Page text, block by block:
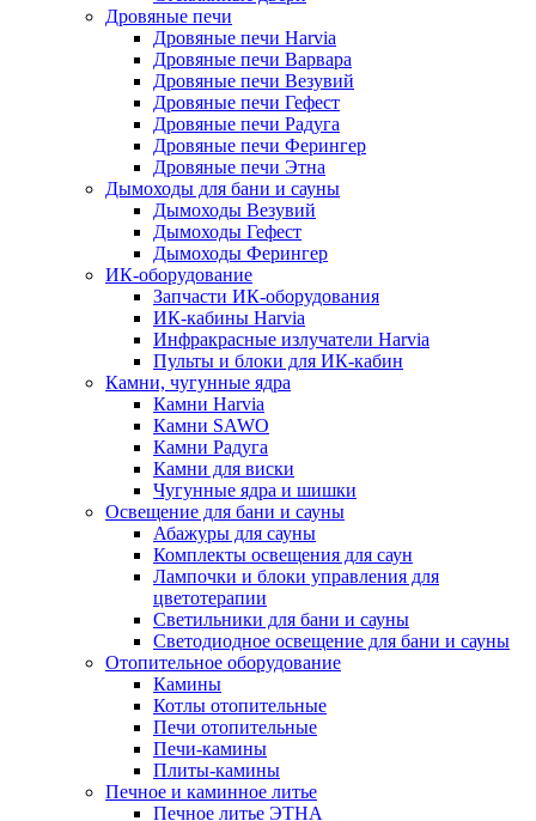
Дровяные печи
Дровяные печи Harvia
Дровяные печи Варвара
Дровяные печи Везувий
Дровяные печи Гефест
Дровяные печи Радуга
Дровяные печи Ферингер
Дровяные печи Этна
Дымоходы для бани и сауны
Дымоходы Везувий
Дымоходы Гефест
Дымоходы Ферингер
ИК-оборудование
Запчасти ИК-оборудования
ИК-кабины Harvia
Инфракрасные излучатели Harvia
Пульты и блоки для ИК-кабин
Камни, чугунные ядра
Камни Harvia
Камни SAWO
Камни Радуга
Камни для виски
Чугунные ядра и шишки
Освещение для бани и сауны
Абажуры для сауны
Комплекты освещения для саун
Лампочки и блоки управления для
цветотерапии
Светильники для бани и сауны
Светодиодное освещение для бани и сауны
Отопительное оборудование
Камины
Котлы отопительные
Печи отопительные
Печи-камины
Плиты-камины
Печное и каминное литье
Печное литье ЭТНА